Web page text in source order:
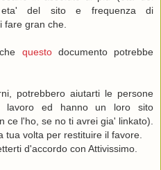
del sito e frequenza di
fare gran che.
questodocumento potrebbe
potrebbero aiutarti le persone
lavoro ed hanno un loro sito
ce l'ho, se no ti avrei gia' linkato).
tua volta per restituire il favore.
d'accordo con Attivissimo.